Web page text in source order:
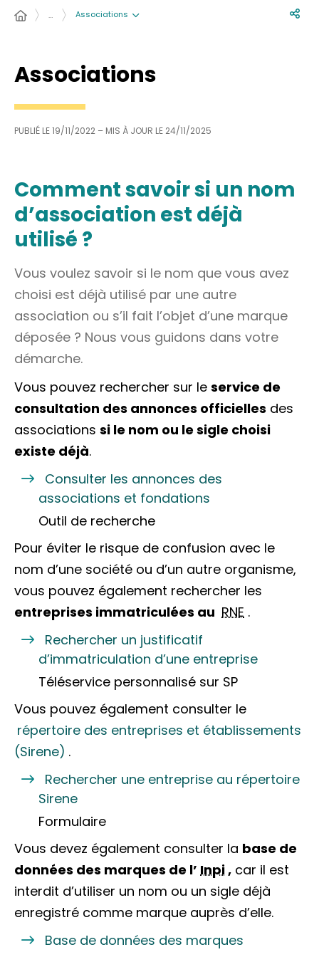
Associations
PUBLIÉ LE19/11/2022 – MIS À JOUR LE 24/11/2025
… Associations
Comment savoir si un nom
d’association est déjà
utilisé ?
Vous voulez savoir si le nom que vous avez
choisi est déjà utilisé par une autre
association ou s’il fait l’objet d’une marque
déposée ? Nous vous guidons dans votre
démarche.
Vous pouvez rechercher sur le service de
consultation des annonces officielles des
associations si le nom ou le sigle choisi
existe déjà.
Consulter les annonces des
associations et fondations
Outil de recherche
Pour éviter le risque de confusion avec le
nom d’une société ou d’un autre organisme,
vous pouvez également rechercher les
entreprises immatriculées au RNE .
Rechercher un justificatif
d’immatriculation d’une entreprise
Téléservice personnalisé sur SP
Vous pouvez également consulter le
répertoire des entreprises et établissements
(Sirene) .
Rechercher une entreprise au répertoire
Sirene
Formulaire
Vous devez également consulter la base de
données des marques de l’ Inpi, car il est
interdit d’utiliser un nom ou un sigle déjà
enregistré comme marque auprès d’elle.
Base de données des marques